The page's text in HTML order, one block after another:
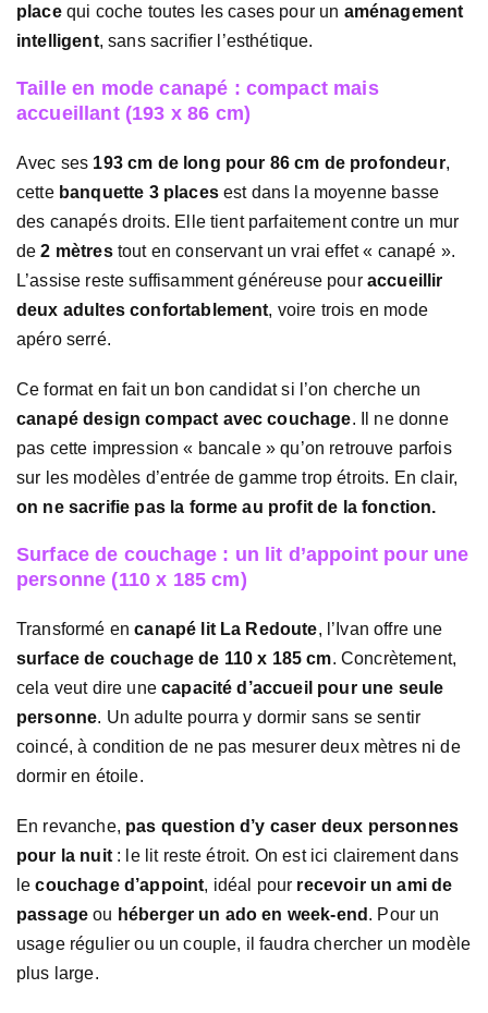
placequi coche toutes les cases pour un aménagement
intelligent, sans sacrifier l’esthétique.
Taille en mode canapé : compact mais
accueillant (193 x 86 cm)
Avec ses 193 cm de long pour 86 cm de profondeur,
cette banquette 3 placesest dans la moyenne basse
des canapés droits. Elle tient parfaitement contre un mur
de2 mètrestout en conservant un vrai effet « canapé ».
L’assise reste suffisamment généreuse pour accueillir
deux adultes confortablement, voire trois en mode
apéro serré.
Ce format en fait un bon candidat si l’on cherche un
canapé design compact avec couchage. Il ne donne
pas cette impression « bancale » qu’on retrouve parfois
sur les modèles d’entrée de gamme trop étroits. En clair,
on ne sacrifie pas la forme au profit de la fonction.
Surface de couchage : un lit d’appoint pour une
personne (110 x 185 cm)
Transformé encanapé lit La Redoute, l’Ivan offre une
surface de couchage de 110 x 185 cm. Concrètement,
cela veut dire unecapacité d’accueil pour une seule
personne. Un adulte pourra y dormir sans se sentir
coincé, à condition de ne pas mesurer deux mètres ni de
dormir en étoile.
En revanche, pas question d’y caser deux personnes
pour la nuit: le lit reste étroit. On est ici clairement dans
lecouchage d’appoint, idéal pour recevoir un ami de
passage ou héberger un ado en week-end . Pour un
usage régulier ou un couple, il faudra chercher un modèle
plus large.